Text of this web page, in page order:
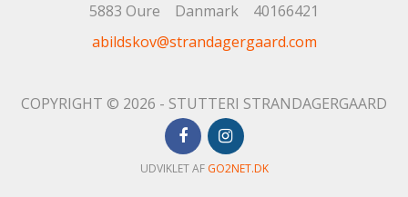
5883 Oure
Danmark
40166421
abildskov@strandagergaard.com
COPYRIGHT © 2026 - STUTTERI STRANDAGERGAARD
UDVIKLET AF GO2NET.DK